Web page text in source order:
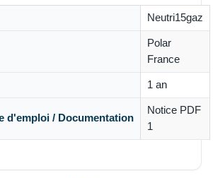
Neutri15gaz
Polar
France
1 an
d'emploi / Documentation
Notice PDF
1